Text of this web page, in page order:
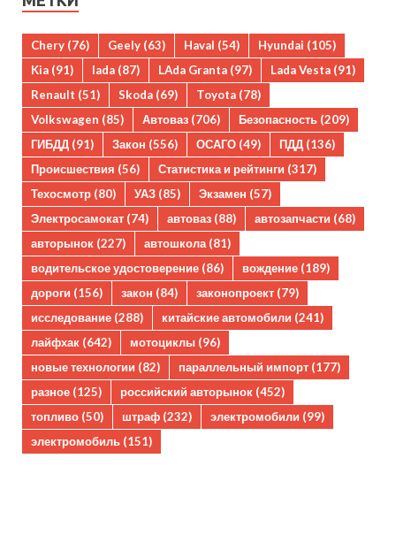
Chery (76) Geely (63) Haval (54) Hyundai (105)
Kia (91) lada (87) LAda Granta (97) Lada Vesta (91)
Renault (51) Skoda (69) Toyota (78)
Volkswagen (85) Автоваз (706) Безопасность (209)
ГИБДД (91) Закон (556) ОСАГО (49) ПДД (136)
Происшествия (56) Статистика и рейтинги (317)
Техосмотр (80) УАЗ (85) Экзамен (57)
Электросамокат (74) автоваз (88) автозапчасти (68)
авторынок (227) автошкола(81)
водительское удостоверение (86) вождение (189)
дороги (156) закон (84) законопроект (79)
исследование (288) китайские автомобили (241)
лайфхак (642) мотоциклы (96)
новые технологии (82) параллельный импорт (177)
разное (125) российский авторынок (452)
топливо (50) штраф (232) электромобили (99)
электромобиль (151)